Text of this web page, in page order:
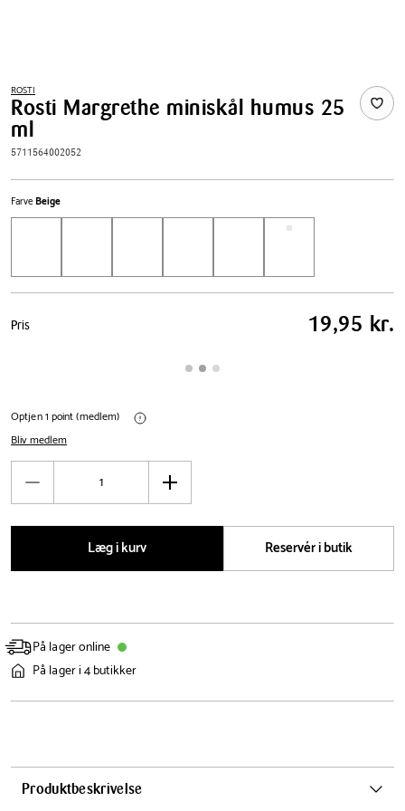
ROSTI
Rosti Margrethe miniskål humus 25
ml
5711564002052
Farve Beige
Pris
tabel
Pris 19,95 kr.
Optjen 1 point (medlem)
Bliv medlem
Antal
Øg
Læg i kurv
Reservér i butik
På lager online
På lager i 4 butikker
Produktbeskrivelse